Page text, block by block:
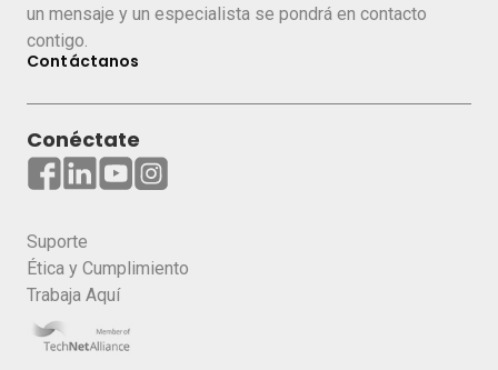
Lo que verás en esta masterclass:
Tipos de análisis
Procedimiento general
Aplicación práctica: estudio de caso
PRESENTADOR:
un mensaje y un especialista se pondrá en contacto
contigo.
Contáctanos
Conéctate
Suporte
Ética y Cumplimiento
Trabaja Aquí